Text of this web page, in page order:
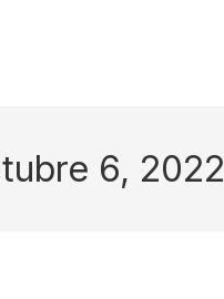
6, 2022